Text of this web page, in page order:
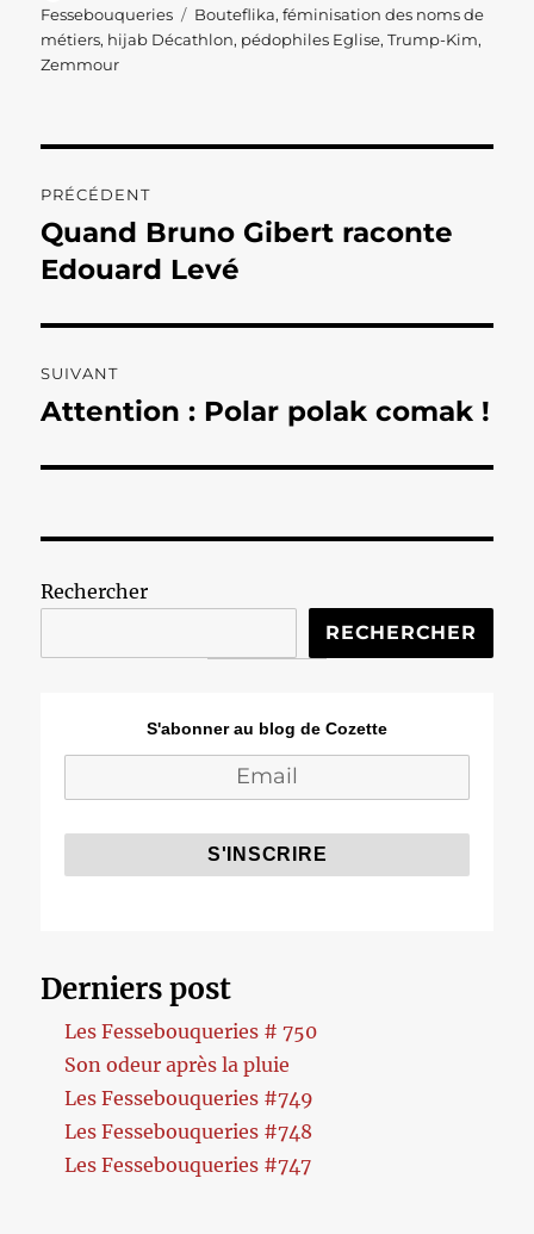
le
Fessebouqueries
Étiquettes
Bouteflika,féminisation des noms de
métiers, hijab Décathlon, pédophiles Eglise,Trump-Kim,
Zemmour
de
l’article
PRÉCÉDENT
Publication
précédente :
Quand Bruno Gibert raconte
Edouard Levé
SUIVANT
Publication
Attention : Polar polak comak !
Rechercher
RECHERCHER
S'abonner au blog de Cozette
Derniers post
Les Fessebouqueries # 750
Son odeur après la pluie
Les Fessebouqueries #749
Les Fessebouqueries #748
Les Fessebouqueries #747